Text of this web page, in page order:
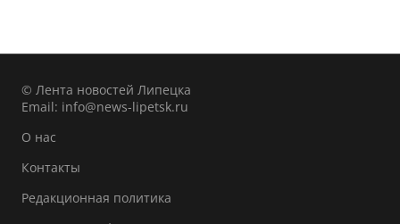
© Лента новостей Липецка
Email: info@news-lipetsk.ru
О нас
Контакты
Редакционная политика